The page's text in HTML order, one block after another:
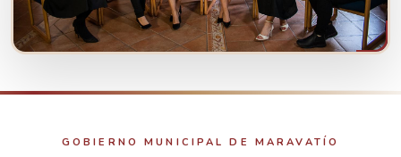
CONOCE A TUS REPRESENTANTES
Ver integrantes
GOBIERNO MUNICIPAL DE MARAVATÍO